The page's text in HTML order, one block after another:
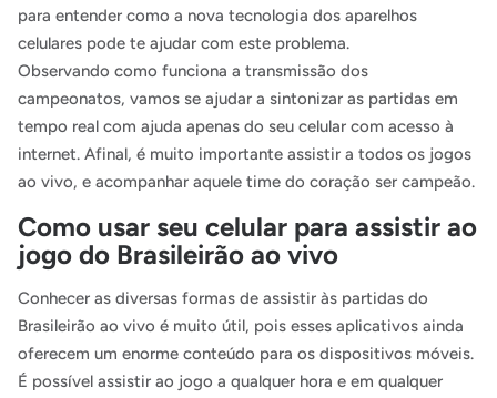
para entender como a nova tecnologia dos aparelhos
celulares pode te ajudar com este problema.
Observando como funciona a transmissão dos
campeonatos, vamos se ajudar a sintonizar as partidas em
tempo real com ajuda apenas do seu celular com acesso à
internet. Afinal, é muito importante assistir a todos os jogos
ao vivo, e acompanhar aquele time do coração ser campeão.
Como usar seu celular para assistir ao
jogo do Brasileirão ao vivo
Conhecer as diversas formas de assistir às partidas do
Brasileirão ao vivo é muito útil, pois esses aplicativos ainda
oferecem um enorme conteúdo para os dispositivos móveis.
É possível assistir ao jogo a qualquer hora e em qualquer